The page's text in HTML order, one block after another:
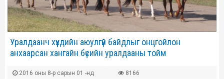
Уралдаанч хүүхдийн аюулгүй байдлыг онцгойлон
анхаарсан хангайн бүсийн уралдааны тойм
2016 оны 8-р сарын 01 -нд 8166